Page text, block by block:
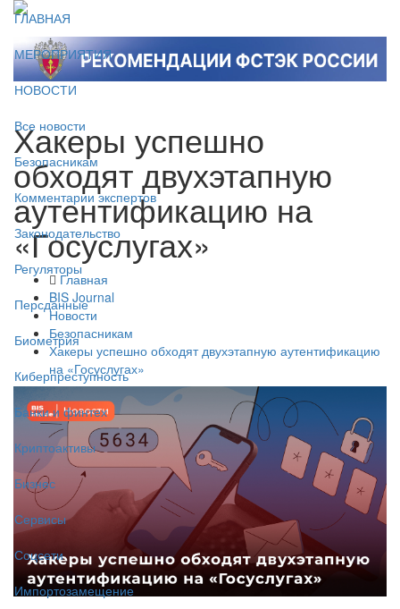
ГЛАВНАЯ
МЕРОПРИЯТИЯ
НОВОСТИ
Все новости
Безопасникам
Комментарии экспертов
Законодательство
Регуляторы
Персданные
Биометрия
Киберпреступность
Банки и финтех
Криптоактивы
Бизнес
Сервисы
Соцсети
Импортозамещение
Хакеры успешно
обходят двухэтапную
аутентификацию на
«Госуслугах»
Главная
BIS Journal
Новости
Безопасникам
Хакеры успешно обходят двухэтапную аутентификацию
на «Госуслугах»